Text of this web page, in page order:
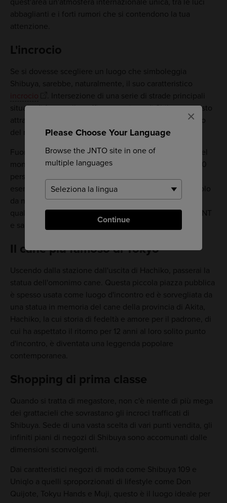
Please Choose Your Language
Browse the JNTO site in one of
multiple languages
Continue
×
abbaglianti e i forti rumori che si contendono la tua
attenzione.
L'incrocio
Se si dovesse scegliere un luogo che simboleggia
Shibuya, sarebbe, naturalmente, il suo caratteristico
incrocio
. Intersezione di una serie di strade principali
situate di fronte alla trafficata stazione di Shibuya, questo
attraversamento pedonale è considerato il più trafficato
del mondo.
Fuori dalla seconda stazione ferroviaria più trafficata del
mondo, questo incrocio vede passare circa 1.000-2.500
persone ogni 2 minuti al cambio del semaforo. Un
esercizio nel caos organizzato, è davvero uno spettacolo
da non perdere. Per una bella vista dell'azione, prendi
qualcosa da bere allo Starbucks nell'edificio del QFRONT
e sali al secondo piano.
Il cane più famoso di Tokyo
Uscendo dalla stazione dall'uscita di Hachiko, passerai la
statua dell'omonimo cane. Questa piccola piazza pubblica
è spesso usata come luogo d'incontro ed è sorvegliata da
una statua in memoria del cane della provincia di Akita,
Hachiko, la cui storia di fedeltà e amore per il padrone, di
cui ha aspettato il ritorno per 12 anni al loro solito punto
d'incontro, è diventata una leggenda popolare
contemporanea.
Shopping di prima classe
Quando si tratta di megastore, non c'è niente di più mega
dei grattacieli che sovrastano gli incroci trafficati di
Shibuya. Sede di una vasta scelta di vari punti vendita, gli
infiniti piani di negozi di Shibuya sono accomunati dalle
dimensioni sconvolgenti.
Dai caratteristici negozi di moda come Shibuya 109 e
Uniqlo a quelli sproporzionati di lifestyle come Don
Quijote, Tokyu Hands e Muji, questo è il luogo ideale per